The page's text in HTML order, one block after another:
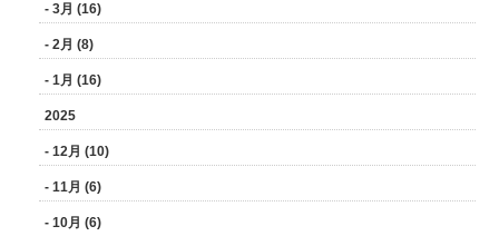
- 3月 (16)
- 2月 (8)
- 1月 (16)
2025
- 12月 (10)
- 11月 (6)
- 10月 (6)